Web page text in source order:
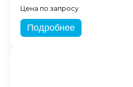
Цена по запросу
Подробнее